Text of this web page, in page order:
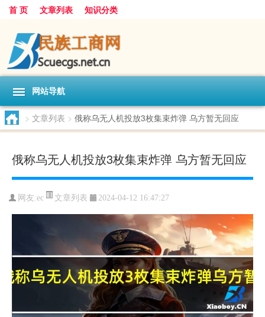
首 页 文章列表 知识分类
网站导航
> 文章列表 > 俄称乌无人机投放3枚集束炸弹 乌方暂无回应
俄称乌无人机投放3枚集束炸弹 乌方暂无回应
网友:ec 文章列表 2024-04-12 16:47:27